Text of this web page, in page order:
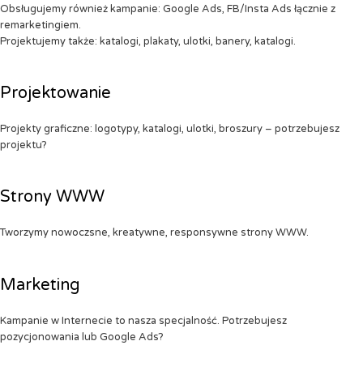
Obsługujemy również kampanie: Google Ads, FB/Insta Ads łącznie z
remarketingiem.
Projektujemy także: katalogi, plakaty, ulotki, banery, katalogi.
Projektowanie
Projekty graficzne: logotypy, katalogi, ulotki, broszury – potrzebujesz
projektu?
Strony WWW
Tworzymy nowoczsne, kreatywne, responsywne strony WWW.
Marketing
Kampanie w Internecie to nasza specjalność. Potrzebujesz
pozycjonowania lub Google Ads?